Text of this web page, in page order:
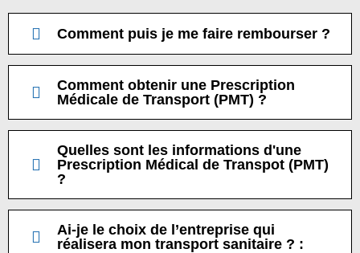
Comment puis je me faire rembourser ?
Comment obtenir une Prescription
Médicale de Transport (PMT) ?
Quelles sont les informations d'une
Prescription Médical de Transpot (PMT)
?
Ai-je le choix de l’entreprise qui
réalisera mon transport sanitaire ? :